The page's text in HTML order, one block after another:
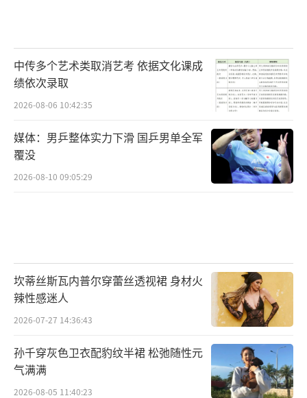
现”“命运就是这般的走走停停，在命运无常
中找到生命的有序，宛如一篇残酷的成人童
话”……我们难以改变现实生活带来的压力和
困境，但有时候处世的心态会决定你的人生方
向，电影《走走停停》或许可以让观众们在吴
迪的人生中找到自己的答案。
电影《走走停停》由麦特影业（湖北）有
票票影视文化有限公司出品，上海多乐尔文化
传媒有限公司、晓陵影视文化（上海）工作
室、东阳飞赫影视文化有限公司、湖北庆芭芭
传媒有限责任公司、北京呆猫互娱传媒有限公
司、湖北蜂窝文化发展有限公司、山西翊星文
化传媒有限公司、北京微梦创科网络技术有限
中传多个艺术类取消艺考 依据文化课成
绩依次录取
2026-08-06 10:42:35
媒体：男乒整体实力下滑 国乒男单全军
覆没
2026-08-10 09:05:29
坎蒂丝斯瓦内普尔穿蕾丝透视裙 身材火
辣性感迷人
2026-07-27 14:36:43
孙千穿灰色卫衣配豹纹半裙 松弛随性元
气满满
2026-08-05 11:40:23